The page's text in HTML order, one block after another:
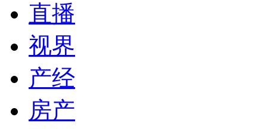
直播
视界
产经
房产